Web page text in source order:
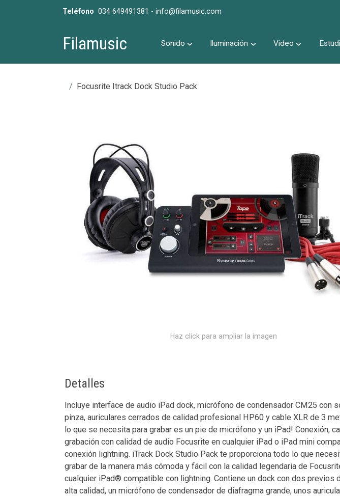
Teléfono 034 649491381 - info@filamusic.com
Filamusic Sonido Iluminación Video
Focusrite Itrack Dock Studio Pack
Haz click para ampliar la imagen
Detalles
Incluye interface de audio iPad dock, micrófono de condensador CM25 con
pinza, auriculares cerrados de calidad profesional HP60 y cable XLR de 3
lo que se necesita para grabar es un pie de micrófono y un iPad! Conexión,
grabación con calidad de audio Focusrite en cualquier iPad o iPad mini
conexión lightning. iTrack Dock Studio Pack te proporciona todo lo que
grabar de la manera más cómoda y fácil con la calidad legendaria de
cualquier iPad® compatible con lightning. Contiene un dock con dos previos
alta calidad, un micrófono de condensador de diafragma grande, unos